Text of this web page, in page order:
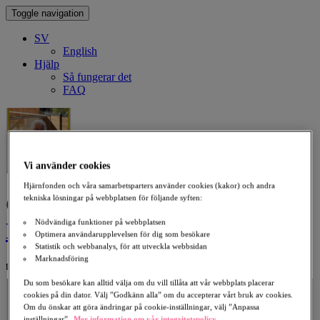
Toggle navigation
SV
English
Hjälp
Så fungerar det
FAQ
Giv en gåva till minne av
Margareta Schjånberg Larsson
till förmån för Alzheimers sjukdom
Välj ett belopp
300 kr 500 kr 1 000 kr 2 000 kr
Belopp
Vi använder cookies
Hjärnfonden och våra samarbetsparters använder cookies (kakor) och andra
tekniska lösningar på webbplatsen för följande syften:
Nödvändiga funktioner på webbplatsen
Optimera användarupplevelsen för dig som besökare
Statistik och webbanalys, för att utveckla webbsidan
Marknadsföring
Du som besökare kan alltid välja om du vill tillåta att vår webbplats placerar
cookies på din dator. Välj ”Godkänn alla” om du accepterar vårt bruk av cookies.
Om du önskar att göra ändringar på cookie-inställningar, välj ”Anpassa